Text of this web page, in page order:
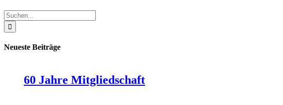
Suche
nach:
Neueste Beiträge
60 Jahre Mitgliedschaft